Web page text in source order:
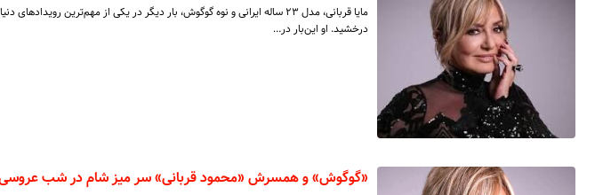
مایا قربانی، مدل ۲۳ ساله ایرانی و نوه گوگوش، بار دیگر در یکی از مهم‌ترین
درخشید. او این‌بار در…
«گوگوش» و همسرش «محمود قربانی» سر میز شام در شب